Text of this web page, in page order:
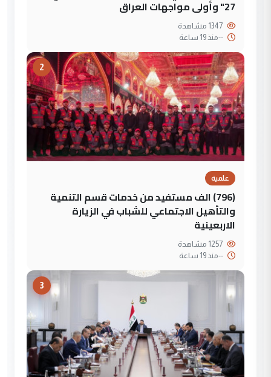
27" وأولى مواجهات العراق
--منذ 19 ساعة
2
علمية
(796) الف مستفيد من خدمات قسم التنمية
والتأهيل الاجتماعي للشباب في الزيارة
الاربعينية
--منذ 19 ساعة
3